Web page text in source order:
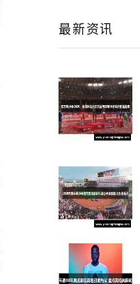
最新资讯